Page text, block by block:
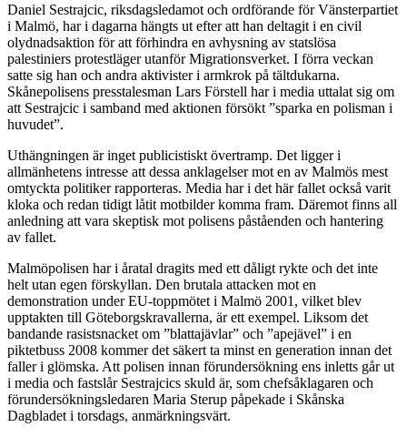
Daniel Sestrajcic, riksdagsledamot och ordförande för Vänsterpartiet
i Malmö, har i dagarna hängts ut efter att han deltagit i en civil
olydnadsaktion för att förhindra en avhysning av statslösa
palestiniers protestläger utanför Migrationsverket. I förra veckan
satte sig han och andra aktivister i armkrok på tältdukarna.
Skånepolisens presstalesman Lars Förstell har i media uttalat sig om
att Sestrajcic i samband med aktionen försökt ”sparka en polisman i
huvudet”.
Uthängningen är inget publicistiskt övertramp. Det ligger i
allmänhetens intresse att dessa anklagelser mot en av Malmös mest
omtyckta politiker rapporteras. Media har i det här fallet också varit
kloka och redan tidigt låtit motbilder komma fram. Däremot finns all
anledning att vara skeptisk mot polisens påståenden och hantering
av fallet.
Malmöpolisen har i åratal dragits med ett dåligt rykte och det inte
helt utan egen förskyllan. Den brutala attacken mot en
demonstration under EU-toppmötet i Malmö 2001, vilket blev
upptakten till Göteborgskravallerna, är ett exempel. Liksom det
bandande rasistsnacket om ”blattajävlar” och ”apejävel” i en
piktetbuss 2008 kommer det säkert ta minst en generation innan det
faller i glömska. Att polisen innan förundersökning ens inletts går ut
i media och fastslår Sestrajcics skuld är, som chefsåklagaren och
förundersökningsledaren Maria Sterup påpekade i Skånska
Dagbladet i torsdags, anmärkningsvärt.